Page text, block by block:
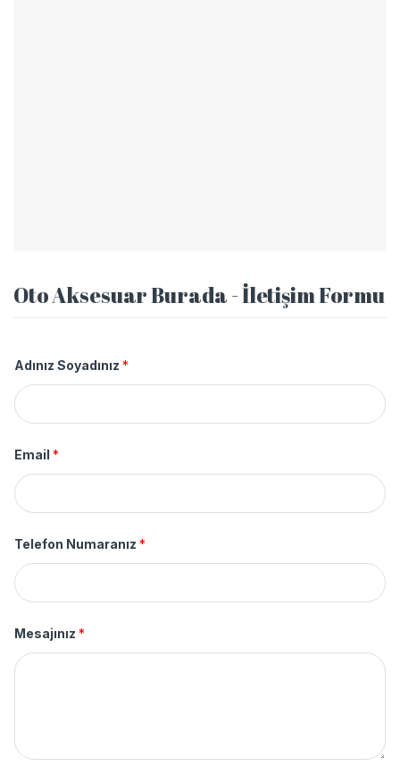
Oto Aksesuar Burada - İletişim Formu
Adınız Soyadınız *
Email *
Telefon Numaranız *
Mesajınız *